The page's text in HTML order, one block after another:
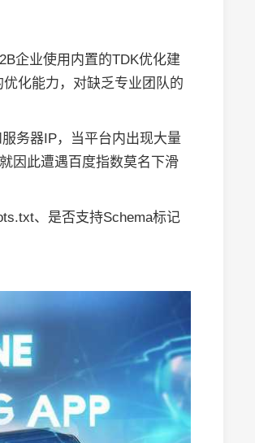
企业使用内置的TDK优化建
化能力，对缺乏专业团队的
务器IP，当平台内出现大量
因此遭遇百度指数莫名下滑
、是否支持Schema标记